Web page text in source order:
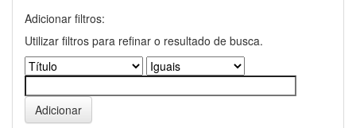
Adicionar filtros:
Utilizar filtros para refinar o resultado de busca.